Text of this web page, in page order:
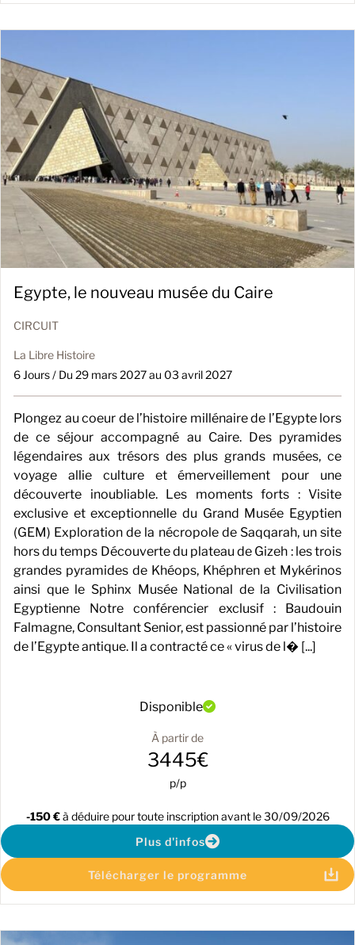
Egypte, le nouveau musée du Caire
CIRCUIT
La Libre Histoire
6 Jours / Du 29 mars 2027 au 03 avril 2027
Plongez au coeur de l’histoire millénaire de l’Egypte lors
de ce séjour accompagné au Caire. Des pyramides
légendaires aux trésors des plus grands musées, ce
voyage allie culture et émerveillement pour une
découverte inoubliable. Les moments forts : Visite
exclusive et exceptionnelle du Grand Musée Egyptien
(GEM) Exploration de la nécropole de Saqqarah, un site
hors du temps Découverte du plateau de Gizeh : les trois
grandes pyramides de Khéops, Khéphren et Mykérinos
ainsi que le Sphinx Musée National de la Civilisation
Egyptienne Notre conférencier exclusif : Baudouin
Falmagne, Consultant Senior, est passionné par l’histoire
de l’Egypte antique. Il a contracté ce « virus de l� [...]
Disponible
À partir de
3445€
p/p
-150 €à déduire pour toute inscription avant le 30/09/2026
Plus d'infos
Télécharger le programme